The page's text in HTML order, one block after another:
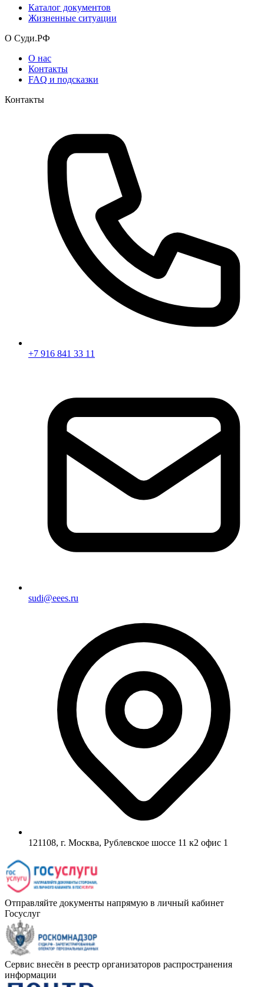
Каталог документов
Жизненные ситуации
О Суди.РФ
О нас
Контакты
FAQ и подсказки
Контакты
+7 916 841 33 11
sudi@eees.ru
121108, г. Москва, Рублевское шоссе 11 к2 офис 1
Отправляйте документы напрямую в личный кабинет
Госуслуг
Сервис внесён в реестр организаторов распространения
информации